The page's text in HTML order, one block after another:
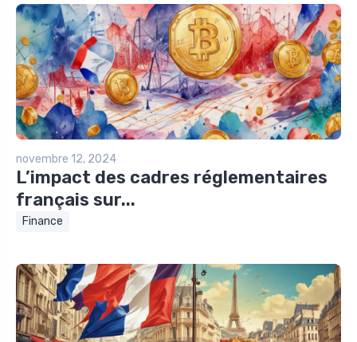
novembre 12, 2024
L’impact des cadres réglementaires
français sur...
Finance